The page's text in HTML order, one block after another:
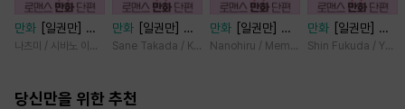
만화
[일권만] 모
든 것을 포기한 평
는다 [단행본]
나츠미 / 시바노 이즈미
만화
[일권만] 매
료 마법에 걸린 척
사랑꾼이 되었습니
Sane Takada / Koki Fuyutsuki
만화
[일권만] 웃
지 않는 약혼자님
Nanohiru / Memeko
만화
[일권만] 전
하께서는 오늘도
Shin Fukuda / Yoko
당신만을 위한 추천